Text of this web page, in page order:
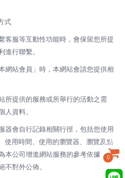
式
客服等互動性功能時，會保留您所提
進行聯繫。
網站會員」時，本網站會請您提供相
所提供的服務或所舉行的活動之需
人資料。
器會自行記錄相關行徑，包括您使用
使用時間、使用的瀏覽器、瀏覽及點
本公司增進網站服務的參考依據，此
不對外公佈。
0